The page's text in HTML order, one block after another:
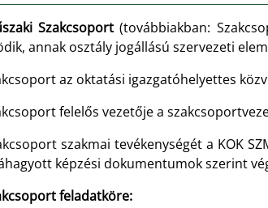
Szakcsoport (továbbiakban:
annak osztály jogállású szervezeti
az oktatási igazgatóhelyettes
felelős vezetője a
szakmai tevékenységét a KOK
képzési dokumentumok szerint
feladatköre: